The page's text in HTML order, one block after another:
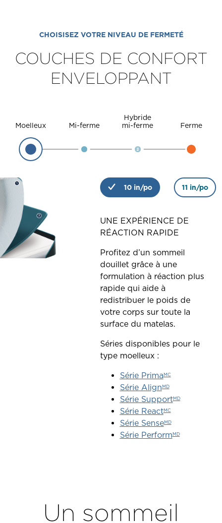
CHOISISEZ VOTRE NIVEAU DE FERMETÉ
COUCHES DE CONFORT
ENVELOPPANT
Moelleux Mi-ferme
Hybride
mi-ferme
Ferme
10 in/po 11 in/po
UNE EXPÉRIENCE DE
RÉACTION RAPIDE
Profitez d’un sommeil
douillet grâce à une
formulation à réaction plus
rapide qui aide à
redistribuer le poids de
votre corps sur toute la
surface du matelas.
Séries disponibles pour le
type moelleux :
Série PrimaMC
Série AlignMD
Série SupportMD
Série ReactMC
Série SenseMD
Série PerformMD
Un sommeil